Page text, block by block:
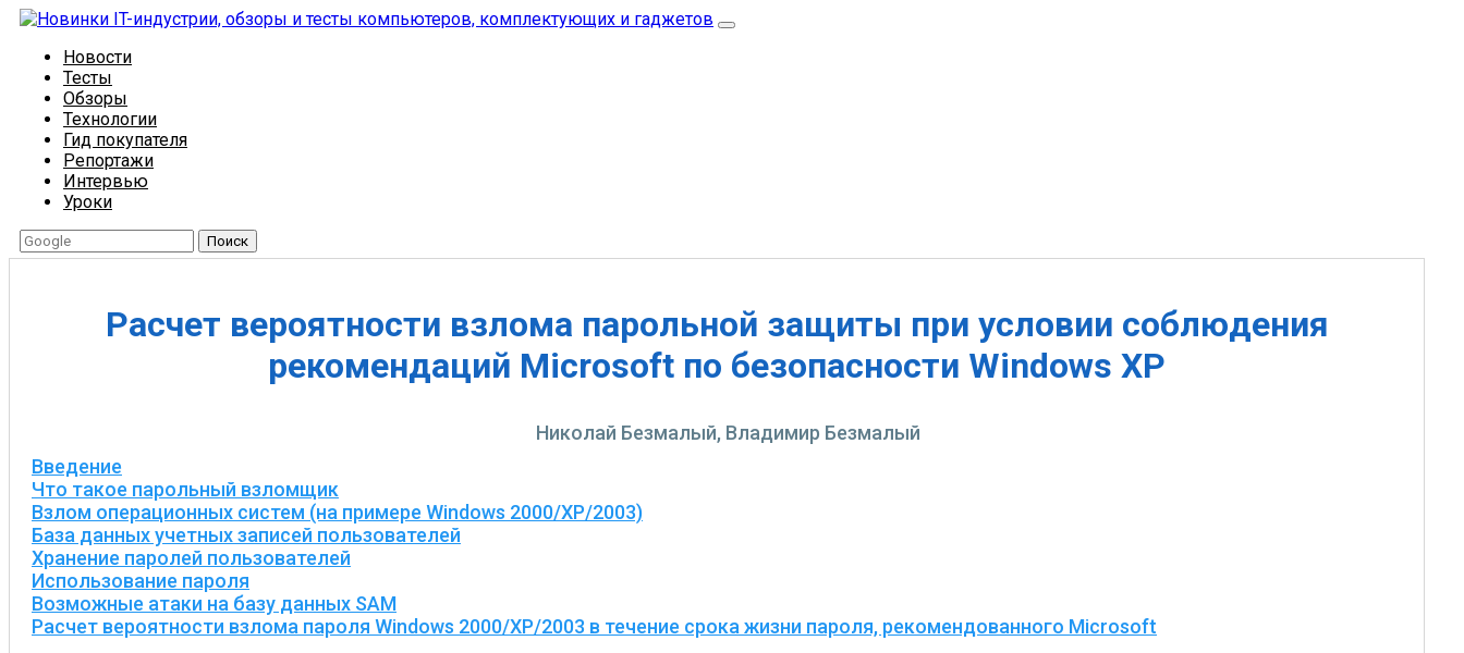
Новости
Тесты
Обзоры
Технологии
Гид покупателя
Репортажи
Интервью
Уроки
Поиск
Расчет вероятности взлома парольной защиты при условии соблюдения
рекомендаций Microsoft по безопасности Windows XP
Николай Безмалый, Владимир Безмалый
Введение
Что такое парольный взломщик
Взлом операционных систем (на примере Windows 2000/XP/2003)
База данных учетных записей пользователей
Хранение паролей пользователей
Использование пароля
Возможные атаки на базу данных SAM
Расчет вероятности взлома пароля Windows 2000/XP/2003 в течение срока жизни пароля, рекомендованного Microsoft